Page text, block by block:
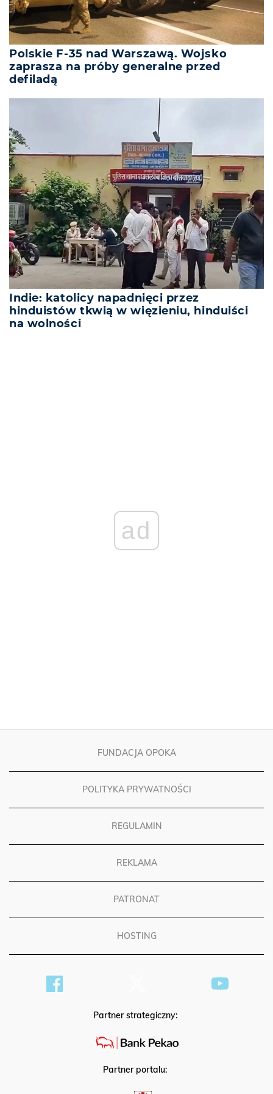
Polskie F-35 nad Warszawą. Wojsko
zaprasza na próby generalne przed
defiladą
Indie: katolicy napadnięci przez
hinduistów tkwią w więzieniu, hinduiści
na wolności
ad
FUNDACJA OPOKA
POLITYKA PRYWATNOŚCI
REGULAMIN
REKLAMA
PATRONAT
HOSTING
Partner strategiczny:
Partner portalu: